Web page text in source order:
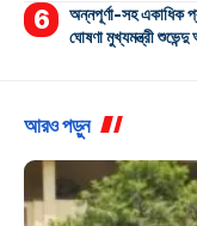
অন্নপূর্ণা-সহ একাধিক
ঘোষণা মুখ্যমন্ত্রী শুভেন্দু
আরও পড়ুন